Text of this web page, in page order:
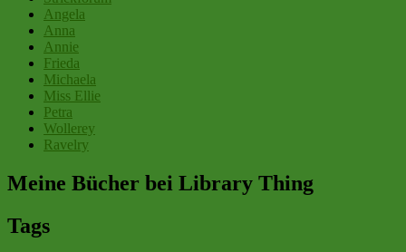
Angela
Anna
Annie
Frieda
Michaela
Miss Ellie
Petra
Wollerey
Ravelry
Meine Bücher bei Library Thing
Tags